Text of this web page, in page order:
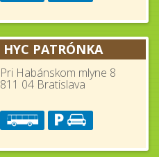
HYC PATRÓNKA
Pri Habánskom mlyne 8
811 04 Bratislava